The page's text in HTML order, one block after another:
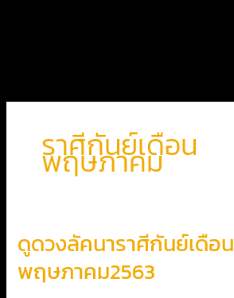
ราศีกันย์เดือน
พฤษภาคม
ดูดวงลัคนาราศีกันย์เดือน
พฤษภาคม2563
วง
ลัคนา
ราศี